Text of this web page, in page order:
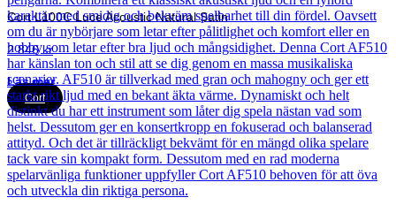
Cort L100C Luce Acoustic Natural Satin
2 846kr
Läs mer
Cort